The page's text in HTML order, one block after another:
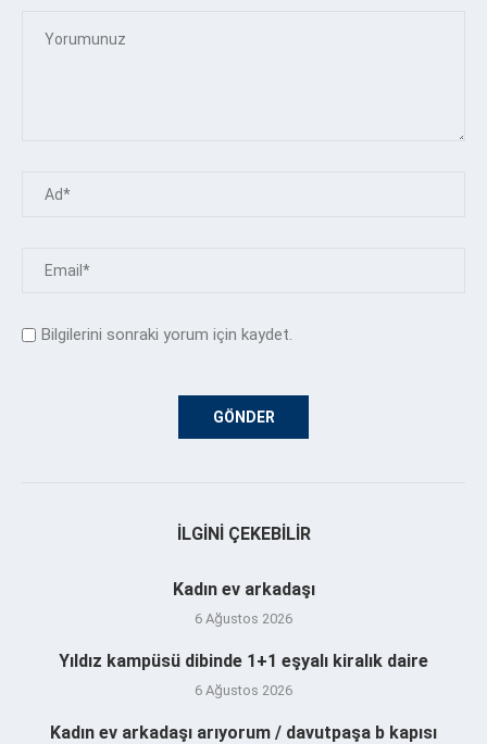
Bilgilerini sonraki yorum için kaydet.
İLGINI ÇEKEBILIR
Kadın ev arkadaşı
6 Ağustos 2026
Yıldız kampüsü dibinde 1+1 eşyalı kiralık daire
6 Ağustos 2026
Kadın ev arkadaşı arıyorum / davutpaşa b kapısı